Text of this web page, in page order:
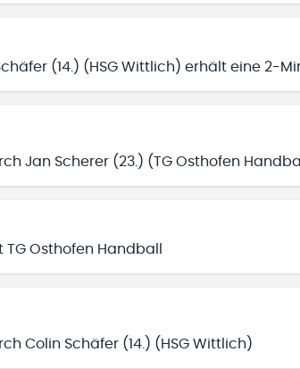
(14.) (HSG Wittlich) erhält eine 2-
Jan Scherer (23.) (TG Osthofen
TG Osthofen Handball
Colin Schäfer (14.) (HSG Wittlich)